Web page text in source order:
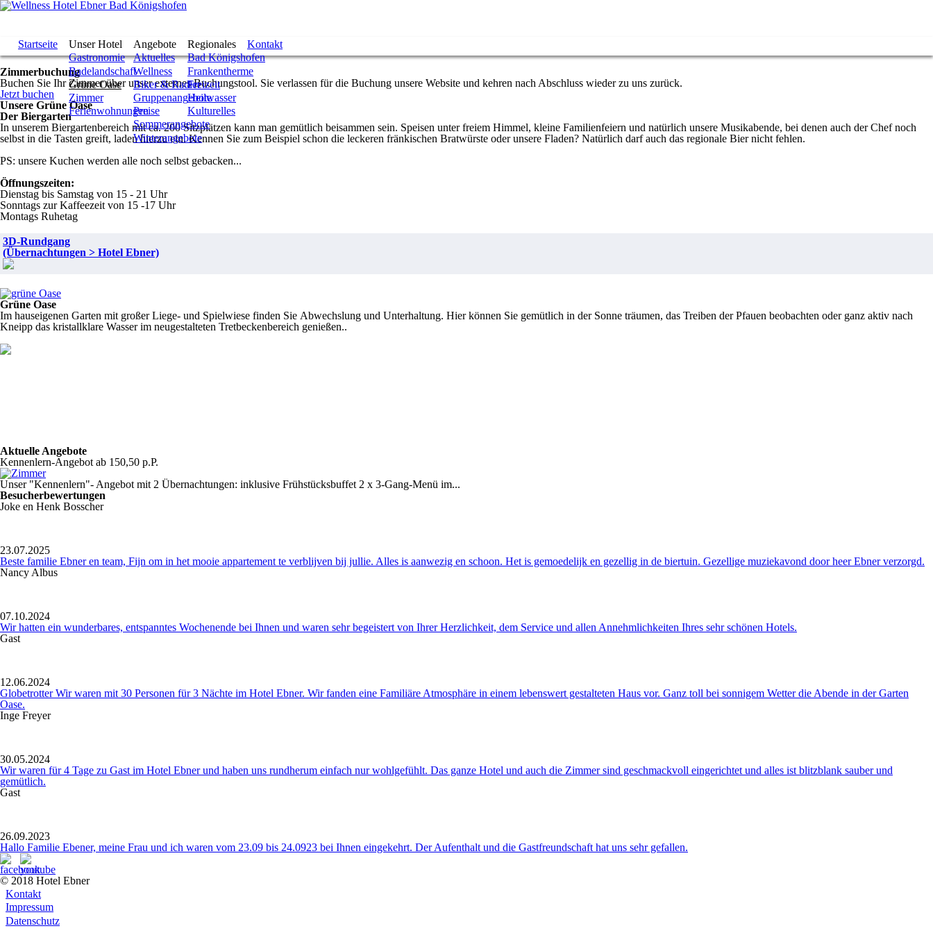
Direkt zum Inhalt
Bad
Königshofen
Startseite
Unser Hotel
Gastronomie
Badelandschaft
Grüne Oase
Zimmer
Ferienwohnungen
Angebote
Aktuelles
Wellness
Biker & Radler
Gruppenangebote
Preise
Sommerangebote
Winterangebote
Regionales
Bad Königshofen
Frankentherme
Freizeit
Heilwasser
Kulturelles
Kontakt
Zimmerbuchung
Buchen Sie Ihr Zimmer über unser externes Buchungstool. Sie verlassen für die Buchung unsere Website und kehren nach Abschluss wieder zu uns zurück.
Jetzt buchen
Unsere Grüne Oase
Der Biergarten
In unserem Biergartenbereich mit ca. 200 Sitzplätzen kann man gemütlich beisammen sein. Speisen unter freiem Himmel, kleine Familienfeiern und natürlich unsere Musikabende, bei denen auch der Chef noch
selbst in die Tasten greift, laden hierzu ein. Kennen Sie zum Beispiel schon die leckeren fränkischen Bratwürste oder unsere Fladen? Natürlich darf auch das regionale Bier nicht fehlen.
PS: unsere Kuchen werden alle noch selbst gebacken...
Öffnungszeiten:
Dienstag bis Samstag von 15 - 21 Uhr
Sonntags zur Kaffeezeit von 15 -17 Uhr
Montags Ruhetag
3D-Rundgang
(Übernachtungen > Hotel Ebner)
Grüne Oase
Im hauseigenen Garten mit großer Liege- und Spielwiese finden Sie Abwechslung und Unterhaltung. Hier können Sie gemütlich in der Sonne träumen, das Treiben der Pfauen beobachten oder ganz aktiv nach
Kneipp das kristallklare Wasser im neugestalteten Tretbeckenbereich genießen..
Aktuelle Angebote
Kennenlern-Angebot ab 150,50 p.P.
Unser "Kennenlern"- Angebot mit 2 Übernachtungen: inklusive Frühstücksbuffet 2 x 3-Gang-Menü im...
Besucherbewertungen
Joke en Henk Bosscher
23.07.2025
Beste familie Ebner en team, Fijn om in het mooie appartement te verblijven bij jullie. Alles is aanwezig en schoon. Het is gemoedelijk en gezellig in de biertuin. Gezellige muziekavond door heer Ebner verzorgd.
Nancy Albus
07.10.2024
Wir hatten ein wunderbares, entspanntes Wochenende bei Ihnen und waren sehr begeistert von Ihrer Herzlichkeit, dem Service und allen Annehmlichkeiten Ihres sehr schönen Hotels.
Gast
12.06.2024
Globetrotter Wir waren mit 30 Personen für 3 Nächte im Hotel Ebner. Wir fanden eine Familiäre Atmosphäre in einem lebenswert gestalteten Haus vor. Ganz toll bei sonnigem Wetter die Abende in der Garten
Oase.
Inge Freyer
30.05.2024
Wir waren für 4 Tage zu Gast im Hotel Ebner und haben uns rundherum einfach nur wohlgefühlt. Das ganze Hotel und auch die Zimmer sind geschmackvoll eingerichtet und alles ist blitzblank sauber und
gemütlich.
Gast
26.09.2023
Hallo Familie Ebener, meine Frau und ich waren vom 23.09 bis 24.0923 bei Ihnen eingekehrt. Der Aufenthalt und die Gastfreundschaft hat uns sehr gefallen.
© 2018 Hotel Ebner
Kontakt
Impressum
Datenschutz